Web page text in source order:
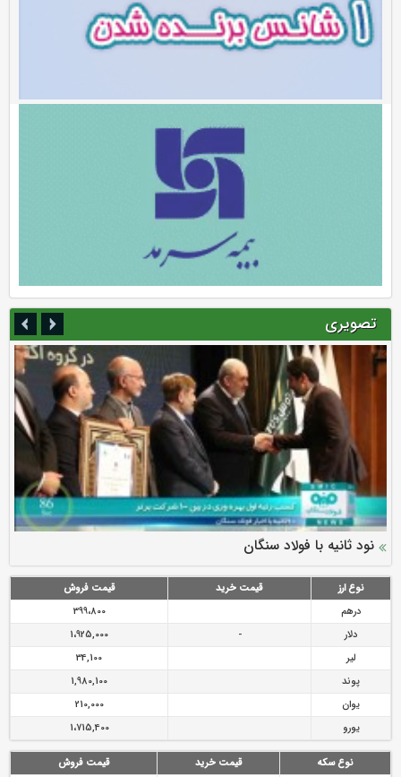
تصویری
ارزش سهام عدالت بالا رفت
سرمایه بیمه کوثر به ۴ همت می‌رسد
نود ثانیه با فولاد سنگان
تقدیر دبیرکل سندیکای بیمه گران ایران از اقدامات مدیرعامل بیمه
رازی
توصیه های رئیس پلیس فتا به مشتریان بانک ها در مورد
پیشگیری از سرقت های مجازی
نوع ارز قیمت خرید
قیمت فروش
درهم
399،800
دلار
-
1،925,000
لیر
34,100
پوند
1,980,100
یوان
210,000
یورو
1،715,400
نوع سکه قیمت خرید
قیمت فروش